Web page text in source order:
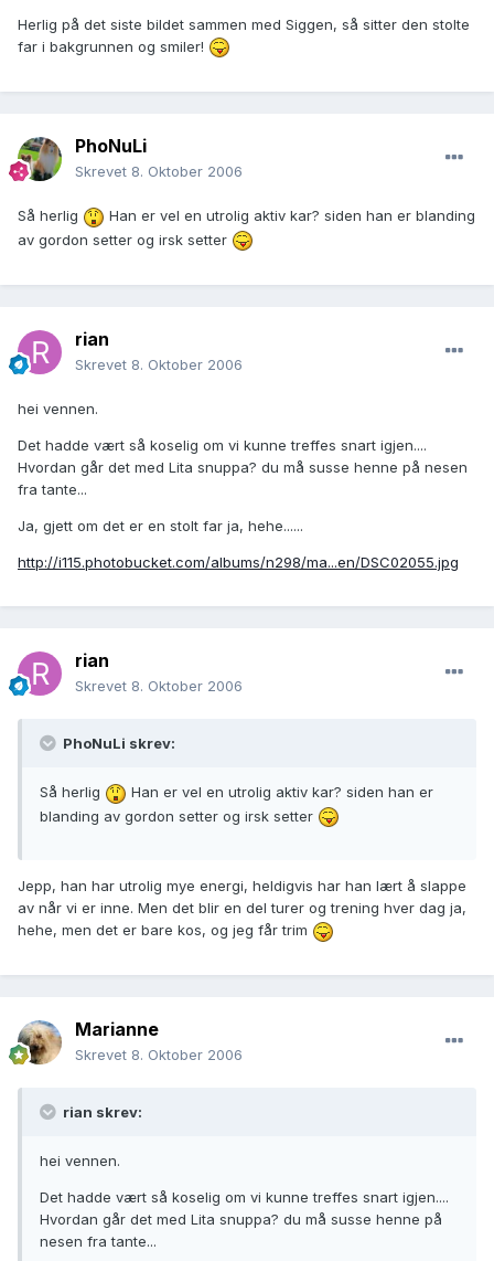
Herlig på det siste bildet sammen med Siggen, så sitter den stolte
far i bakgrunnen og smiler!
PhoNuLi
Skrevet 8. Oktober 2006
Så herlig
Han er vel en utrolig aktiv kar? siden han er blanding
av gordon setter og irsk setter
rian
Skrevet 8. Oktober 2006
hei vennen.
Det hadde vært så koselig om vi kunne treffes snart igjen....
Hvordan går det med Lita snuppa? du må susse henne på nesen
fra tante...
Ja, gjett om det er en stolt far ja, hehe......
http://i115.photobucket.com/albums/n298/ma...en/DSC02055.jpg
rian
Skrevet 8. Oktober 2006
PhoNuLi skrev:
Så herlig
Han er vel en utrolig aktiv kar? siden han er
blanding av gordon setter og irsk setter
Jepp, han har utrolig mye energi, heldigvis har han lært å slappe
av når vi er inne. Men det blir en del turer og trening hver dag ja,
hehe, men det er bare kos, og jeg får trim
Marianne
Skrevet 8. Oktober 2006
rian skrev:
hei vennen.
Det hadde vært så koselig om vi kunne treffes snart igjen....
Hvordan går det med Lita snuppa? du må susse henne på
nesen fra tante...